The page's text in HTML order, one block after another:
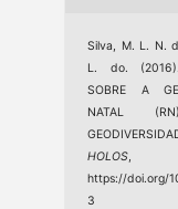
Silva, M. L. N.
L. do. (2016).
SOBRE A
NATAL
HOLOS
https://doi.org/
3